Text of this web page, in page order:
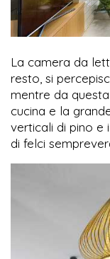
La camera da
resto, si
mentre da
cucina e la
verticali di pino e
di felci